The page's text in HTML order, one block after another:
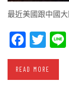
最近美國跟中國
READ MORE